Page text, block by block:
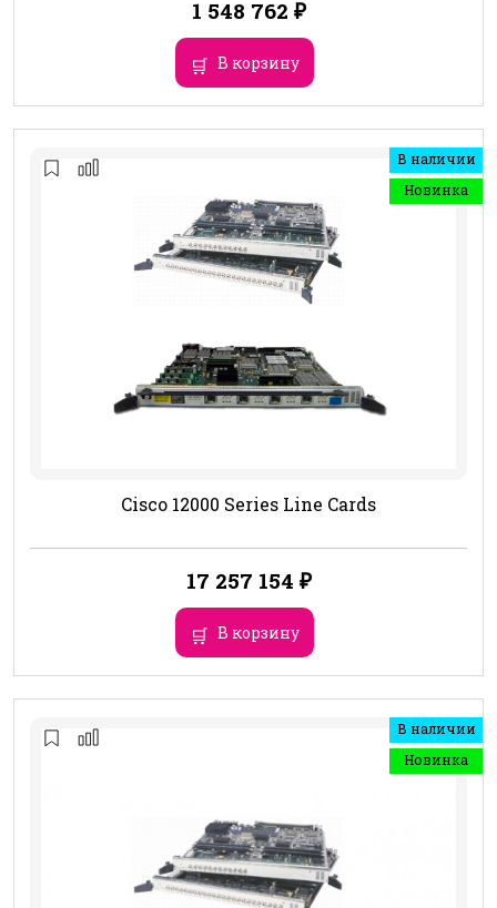
1 548 762 ₽
В корзину
В наличии
Новинка
Cisco 12000 Series Line Cards
17 257 154 ₽
В корзину
В наличии
Новинка